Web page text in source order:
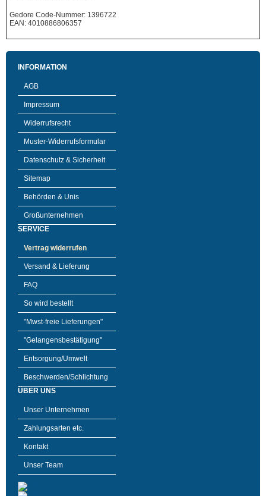
Gedore Code-Nummer: 1396722
EAN: 4010886806357
INFORMATION
AGB
Impressum
Widerrufsrecht
Muster-Widerrufsformular
Datenschutz & Sicherheit
Sitemap
Behörden & Unis
Großunternehmen
SERVICE
Vertrag widerrufen
Versand & Lieferung
FAQ
So wird bestellt
"Mwst-freie Lieferungen"
"Gelangensbestätigung"
Entsorgung/Umwelt
Beschwerden/Schlichtung
ÜBER UNS
Unser Unternehmen
Zahlungsarten etc.
Kontakt
Unser Team